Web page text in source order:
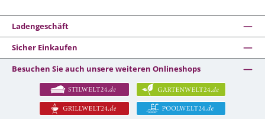
Ladengeschäft
Sicher Einkaufen
Besuchen Sie auch unsere weiteren Onlineshops